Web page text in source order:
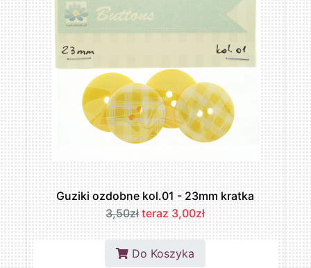
Guziki ozdobne kol.01 - 23mm kratka
3,50zł teraz 3,00zł
Do Koszyka